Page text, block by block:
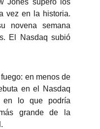
Jones superó los
vez en la historia.
novena semana
El Nasdaq subió
en menos de
en el Nasdaq
en lo que podría
grande de la